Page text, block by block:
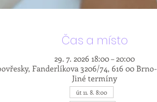
Čas a místo
29. 7. 2026 18:00 – 20:00
Fanderlíkova 3206/74, 616 00
Jiné termíny
út 11. 8. 8:00